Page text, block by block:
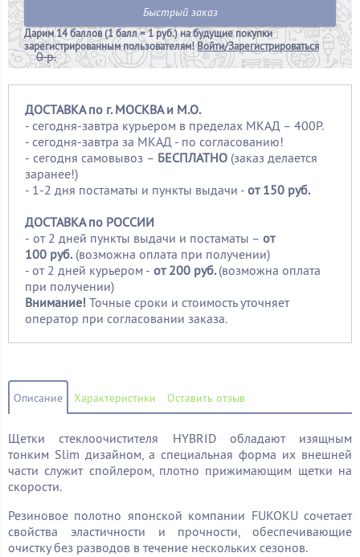
0 р.
Быстрый заказ
Дарим14 баллов (1 балл = 1 руб.)на будущие покупки
зарегистрированным пользователям!Войти/Зарегистрироваться
ДОСТАВКА по г. МОСКВА и М.О.
- сегодня-завтра курьером в пределах МКАД – 400Р.
- сегодня-завтра за МКАД - по согласованию!
- сегодня самовывоз – БЕСПЛАТНО (заказ делается
заранее!)
- 1-2 дня постаматы и пункты выдачи - от 150 руб.
ДОСТАВКА по РОССИИ
- от 2 дней пункты выдачи и постаматы – от
100 руб. (возможна оплата при получении)
- от 2 дней курьером - от 200 руб.(возможна оплата
при получении)
Внимание! Точные сроки и стоимость уточняет
оператор при согласовании заказа.
Описание Характеристики Оставить отзыв
Щетки стеклоочистителя HYBRID обладают изящным
тонким Slim дизайном, а специальная форма их внешней
части служит спойлером, плотно прижимающим щетки на
скорости.
Резиновое полотно японской компании FUKOKU сочетает
свойства эластичности и прочности, обеспечивающие
очистку без разводов в течение нескольких сезонов.